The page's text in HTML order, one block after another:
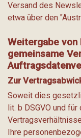
Versand des
etwa über den
Weitergabe von
gemeinsame
Zur
Soweit dies
lit. b DSGVO und
Ihre